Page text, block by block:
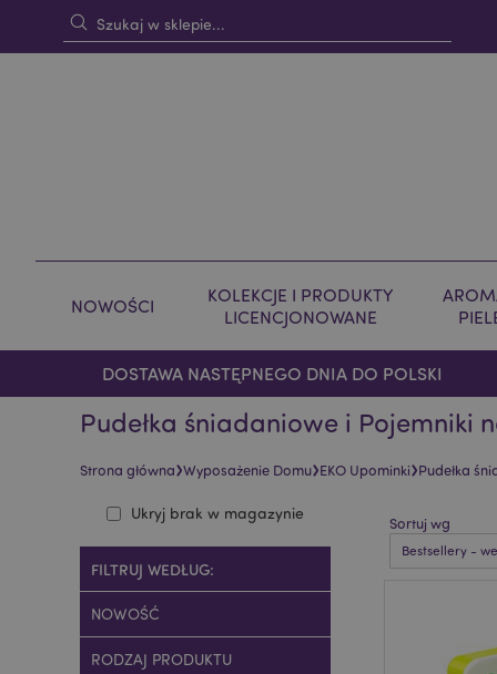
NOWOŚCI
KOLEKCJE I PRODUKTY
LICENCJONOWANE
DOSTAWA NASTĘPNEGO DNIA DO POLSKI
Pudełka śniadaniowe i Pojemniki
Strona główna›Wyposażenie Domu›EKO Upominki›Pudełka
Sortuj wg
Ukryj brak w magazynie
FILTRUJ WEDŁUG:
NOWOŚĆ
RODZAJ PRODUKTU